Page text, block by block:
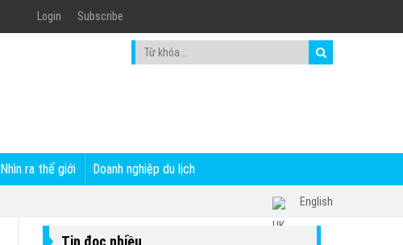
Login Subscribe
Nhìn ra thế giới Doanh nghiệp du lịch
English
Tin đọc nhiều